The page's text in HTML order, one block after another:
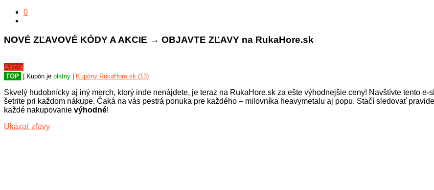
0
NOVÉ ZĽAVOVÉ KÓDY A AKCIE → OBJAVTE ZĽAVY na RukaHore.sk
Akcia
TOP | Kupón je platný Kupóny RukaHore.sk (13)
Skvelý hudobnícky aj iný merch, ktorý inde nenájdete, je teraz na RukaHore.sk za ešte výhodnejšie ceny! Navštívte tento e-
šetrite pri každom nákupe. Čaká na vás pestrá ponuka pre každého – milovníka heavymetalu aj popu. Stačí sledovať
každé nakupovanie výhodné!
Ukázať zľavy